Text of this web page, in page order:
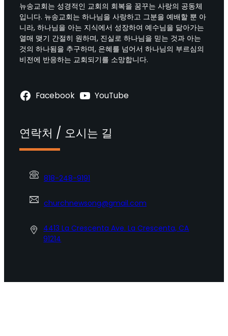
뉴송교회는 성경적인 교회의 회복을 꿈꾸는 사랑의 공동체
입니다. 뉴송교회는 하나님을 사랑하고 그분을 예배할 뿐 아
니라, 하나님을 아는 지식에서 성장하여 예수님을 닮아가는
열매 맺기 간절히 원하며, 진실로 하나님을 믿는 것과 아는
것의 하나됨을 추구하며, 은혜를 넘어서 하나님의 부르심의
비전에 반응하는 교회되기를 소망합니다.
Facebook YouTube
연락처 / 오시는 길
818-248-9191
churchnewsong@gmail.com
4413 La Crescenta Ave. La Crescenta, CA
91214